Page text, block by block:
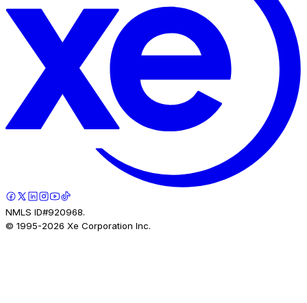
NMLS ID#920968.
© 1995-2026 Xe Corporation Inc.